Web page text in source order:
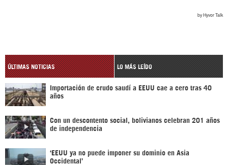
ÚLTIMAS NOTICIAS LO MÁS LEÍDO
Importación de crudo saudí a EEUU cae a cero tras 40
años
Con un descontento social, bolivianos celebran 201 años
de independencia
‘EEUU ya no puede imponer su dominio en Asia
Occidental’